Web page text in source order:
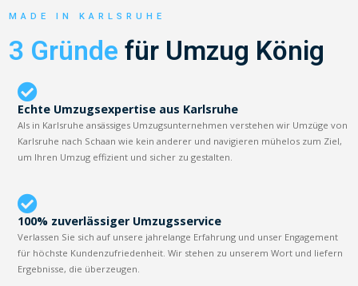
MADE IN KARLSRUHE
3 Gründe für Umzug König
Echte Umzugsexpertise aus Karlsruhe
Als in Karlsruhe ansässiges Umzugsunternehmen verstehen wir Umzüge von
Karlsruhe nach Schaan wie kein anderer und navigieren mühelos zum Ziel,
um Ihren Umzug effizient und sicher zu gestalten.
100% zuverlässiger Umzugsservice
Verlassen Sie sich auf unsere jahrelange Erfahrung und unser Engagement
für höchste Kundenzufriedenheit. Wir stehen zu unserem Wort und liefern
Ergebnisse, die überzeugen.